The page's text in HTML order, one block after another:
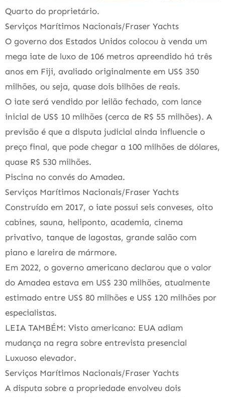
Quarto do proprietário.
Serviços Marítimos Nacionais/Fraser Yachts
O governo dos Estados Unidos colocou à venda um
mega iate de luxo de 106 metros apreendido há três
anos em Fiji, avaliado originalmente em US$ 350
milhões, ou seja, quase dois bilhões de reais.
O iate será vendido por leilão fechado, com lance
inicial de US$ 10 milhões (cerca de R$ 55 milhões). A
previsão é que a disputa judicial ainda influencie o
preço final, que pode chegar a 100 milhões de dólares,
quase R$ 530 milhões.
Piscina no convés do Amadea.
Serviços Marítimos Nacionais/Fraser Yachts
Construído em 2017, o iate possui seis conveses, oito
cabines, sauna, heliponto, academia, cinema
privativo, tanque de lagostas, grande salão com
piano e lareira de mármore.
Em 2022, o governo americano declarou que o valor
do Amadea estava em US$ 230 milhões, atualmente
estimado entre US$ 80 milhões e US$ 120 milhões por
especialistas.
LEIA TAMBÉM: Visto americano: EUA adiam
mudança na regra sobre entrevista presencial
Luxuoso elevador.
Serviços Marítimos Nacionais/Fraser Yachts
A disputa sobre a propriedade envolveu dois